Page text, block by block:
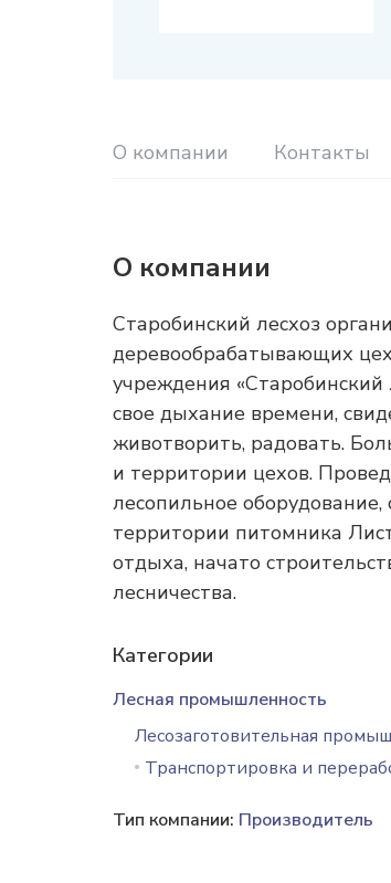
О компании Контакты
О компании
Старобинский лесхоз
деревообрабатывающих
учреждения «Старобинский
свое дыхание времени,
животворить, радовать.
и территории цехов.
лесопильное
территории питомника
отдыха, начато
лесничества.
Категории
Лесная промышленность
Лесозаготовительная
Транспортировка и
Тип компании: Производитель